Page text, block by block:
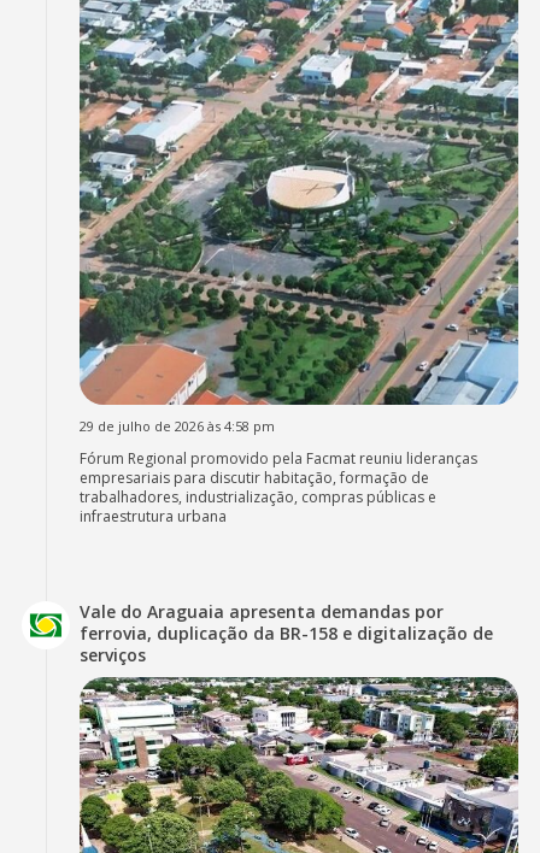
29 de julho de 2026 às 4:58 pm
Fórum Regional promovido pela Facmat reuniu lideranças
empresariais para discutir habitação, formação de
trabalhadores, industrialização, compras públicas e
infraestrutura urbana
Vale do Araguaia apresenta demandas por
ferrovia, duplicação da BR-158 e digitalização de
serviços